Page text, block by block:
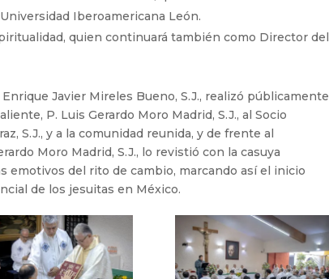
Iberoamericana León.
quien continuará también como Director del
Javier Mireles Bueno, S.J., realizó públicamente
P. Luis Gerardo Moro Madrid, S.J., al Socio
S.J., y a la comunidad reunida, y de frente al
Moro Madrid, S.J., lo revistió con la casuya
emotivos del rito de cambio, marcando así el inicio
de los jesuitas en México.